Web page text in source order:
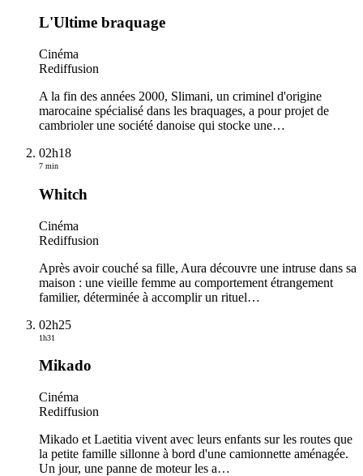
L'Ultime braquage
Cinéma
Rediffusion
A la fin des années 2000, Slimani, un criminel d'origine
marocaine spécialisé dans les braquages, a pour projet de
cambrioler une société danoise qui stocke une…
02h18
7 min
Whitch
Cinéma
Rediffusion
Après avoir couché sa fille, Aura découvre une intruse dans sa
maison : une vieille femme au comportement étrangement
familier, déterminée à accomplir un rituel…
02h25
1h31
Mikado
Cinéma
Rediffusion
Mikado et Laetitia vivent avec leurs enfants sur les routes que
la petite famille sillonne à bord d'une camionnette aménagée.
Un jour, une panne de moteur les a…